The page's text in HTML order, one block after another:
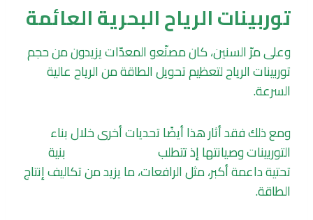
توربينات الرياح البحرية العائمة
وعلى مرّ السنين، كان مصنّعو المعدّات يزيدون من حجم
توربينات الرياح لتعظيم تحويل الطاقة من الرياح عالية
السرعة.
ومع ذلك فقد أثار هذا أيضًا تحديات أخرى خلال بناء
التوربينات وصيانتها إذ تتطلب
بنية
تحتية داعمة أكبر، مثل الرافعات، ما يزيد من تكاليف إنتاج
الطاقة.